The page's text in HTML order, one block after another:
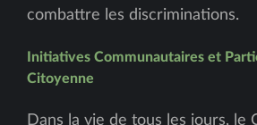
combattre les discriminations.
Initiatives Communautaires et
Citoyenne
Dans la vie de tous les jours, le